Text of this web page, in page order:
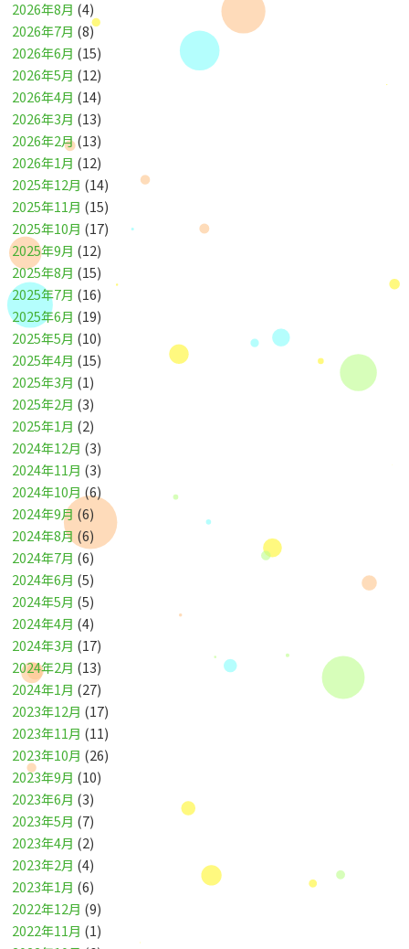
2026年8月 (4)
2026年7月 (8)
2026年6月 (15)
2026年5月 (12)
2026年4月 (14)
2026年3月 (13)
2026年2月(13)
2026年1月 (12)
2025年12月 (14)
2025年11月 (15)
2025年10月 (17)
2025年9月 (12)
2025年8月 (15)
2025年7月 (16)
2025年6月 (19)
2025年5月 (10)
2025年4月 (15)
2025年3月 (1)
2025年2月 (3)
2025年1月 (2)
2024年12月 (3)
2024年11月 (3)
2024年10月 (6)
2024年9月 (6)
2024年8月 (6)
2024年7月 (6)
2024年6月 (5)
2024年5月 (5)
2024年4月 (4)
2024年3月 (17)
2024年2月 (13)
2024年1月 (27)
2023年12月 (17)
2023年11月 (11)
2023年10月 (26)
2023年9月 (10)
2023年6月 (3)
2023年5月 (7)
2023年4月 (2)
2023年2月 (4)
2023年1月 (6)
2022年12月 (9)
2022年11月 (1)